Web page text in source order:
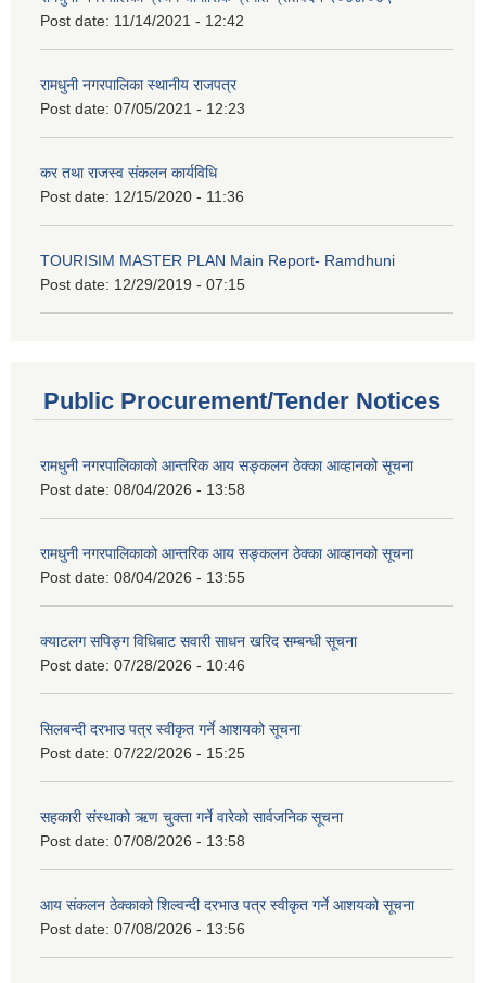
Post date: 11/14/2021 - 12:42
रामधुनी नगरपालिका स्थानीय राजपत्र
Post date: 07/05/2021 - 12:23
कर तथा राजस्व संकलन कार्यविधि
Post date: 12/15/2020 - 11:36
TOURISIM MASTER PLAN Main Report- Ramdhuni
Post date: 12/29/2019 - 07:15
Public Procurement/Tender Notices
रामधुनी नगरपालिकाको आन्तरिक आय सङ्कलन ठेक्का आव्हानको सूचना
Post date: 08/04/2026 - 13:58
रामधुनी नगरपालिकाको आन्तरिक आय सङ्कलन ठेक्का आव्हानको सूचना
Post date: 08/04/2026 - 13:55
क्याटलग सपिङ्ग विधिबाट सवारी साधन खरिद सम्बन्धी सूचना
Post date: 07/28/2026 - 10:46
सिलबन्दी दरभाउ पत्र स्वीकृत गर्ने आशयको सूचना
Post date: 07/22/2026 - 15:25
सहकारी संस्थाको ऋण चुक्ता गर्ने वारेको सार्वजनिक सूचना
Post date: 07/08/2026 - 13:58
आय संकलन ठेक्काको शिल्वन्दी दरभाउ पत्र स्वीकृत गर्ने आशयको सूचना
Post date: 07/08/2026 - 13:56